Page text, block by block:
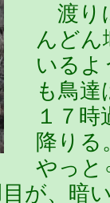
渡り
んどん
いるよ
も鳥
１７
降り
やっと
が、暗